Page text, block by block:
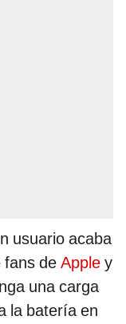
usuario acaba
fans de Apple y
una carga
la batería en